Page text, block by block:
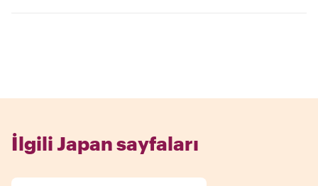
İlgili Japan sayfaları